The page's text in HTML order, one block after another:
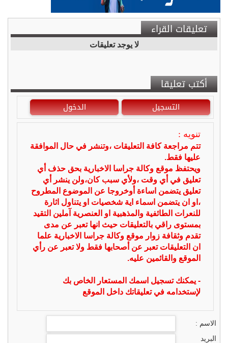
تعليقات القراء
لا يوجد تعليقات
أكتب تعليقا
التسجيل الدخول
تنويه :
تتم مراجعة كافة التعليقات ،وتنشر في حال الموافقة
عليها فقط.
ويحتفظ موقع وكالة جراسا الاخبارية بحق حذف أي
تعليق في أي وقت ،ولأي سبب كان،ولن ينشر أي
تعليق يتضمن اساءة أوخروجا عن الموضوع المطروح
،او ان يتضمن اسماء اية شخصيات او يتناول اثارة
للنعرات الطائفية والمذهبية او العنصرية آملين التقيد
بمستوى راقي بالتعليقات حيث انها تعبر عن مدى
تقدم وثقافة زوار موقع وكالة جراسا الاخبارية علما
ان التعليقات تعبر عن أصحابها فقط ولا تعبر عن رأي
الموقع والقائمين عليه.
- يمكنك تسجيل اسمك المستعار الخاص بك
لإستخدامه في تعليقاتك داخل الموقع
الاسم :
البريد